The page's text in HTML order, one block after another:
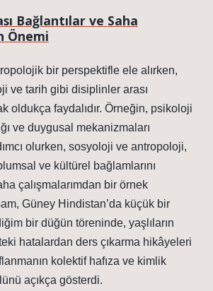
Bağlantılar ve Saha
Önemi
bir perspektifle ele alırken,
ve tarih gibi disiplinler arası
oldukça faydalıdır. Örneğin, psikoloji
ve duygusal mekanizmaları
olurken, sosyoloji ve antropoloji,
ve kültürel bağlamlarını
çalışmalarımdan bir örnek
Güney Hindistan’da küçük bir
bir düğün töreninde, yaşlıların
hatalardan ders çıkarma hikâyeleri
kolektif hafıza ve kimlik
açıkça gösterdi.